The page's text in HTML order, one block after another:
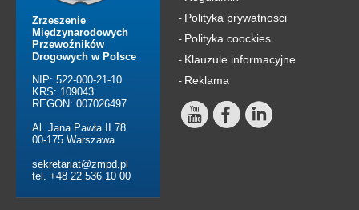
Zrzeszenie
Międzynarodowych
Przewoźników
Drogowych w Polsce
NIP: 522-000-21-10
KRS: 109043
REGON: 007026497
Al. Jana Pawła II 78
00-175 Warszawa
sekretariat@zmpd.pl
tel. +48 22 536 10 00
- Polityka prywatności
- Polityka coockies
- Klauzule informacyjne
- Reklama